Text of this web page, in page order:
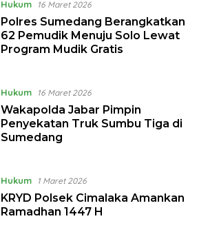
Hukum 16 Maret 2026
Polres Sumedang Berangkatkan
62 Pemudik Menuju Solo Lewat
Program Mudik Gratis
Hukum 16 Maret 2026
Wakapolda Jabar Pimpin
Penyekatan Truk Sumbu Tiga di
Sumedang
Hukum 1 Maret 2026
KRYD Polsek Cimalaka Amankan
Ramadhan 1447 H